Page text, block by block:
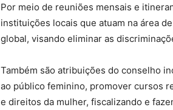
Por meio de reuniões mensais e
instituições locais que atuam na área
global, visando eliminar as
Também são atribuições do conselho
ao público feminino, promover cursos
e direitos da mulher, fiscalizando e